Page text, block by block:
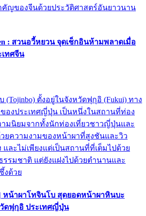
ญของจีนด้วยประวัติศาสตร์อันยาวนาน
: สวนอวี้หยวน จุดเช็กอินห้ามพลาดเมื่อ
เทศจีน
(Tojinbo) ตั้งอยู่ในจังหวัดฟุกุอิ (Fukui) ทาง
องประเทศญี่ปุ่น เป็นหนึ่งในสถานที่ท่อง
ามนิยมจากทั้งนักท่องเที่ยวชาวญี่ปุ่นและ
ยความงามของหน้าผาที่สูงชันและวิว
ละไม่เพียงแต่เป็นสถานที่ที่เต็มไปด้วย
รรมชาติ แต่ยังแฝงไปด้วยตำนานและ
งด้วย
หน้าผาโทจินโบ สุดยอดหน้าผาหินบะ
ดฟุกุอิ ประเทศญี่ปุ่น